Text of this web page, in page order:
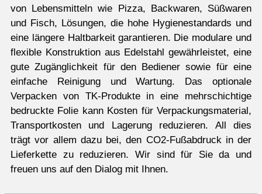
von Lebensmitteln wie Pizza, Backwaren, Süßwaren
und Fisch, Lösungen, die hohe Hygienestandards und
eine längere Haltbarkeit garantieren. Die modulare und
flexible Konstruktion aus Edelstahl gewährleistet, eine
gute Zugänglichkeit für den Bediener sowie für eine
einfache Reinigung und Wartung. Das optionale
Verpacken von TK-Produkte in eine mehrschichtige
bedruckte Folie kann Kosten für Verpackungsmaterial,
Transportkosten und Lagerung reduzieren. All dies
trägt vor allem dazu bei, den CO2-Fußabdruck in der
Lieferkette zu reduzieren. Wir sind für Sie da und
freuen uns auf den Dialog mit Ihnen.